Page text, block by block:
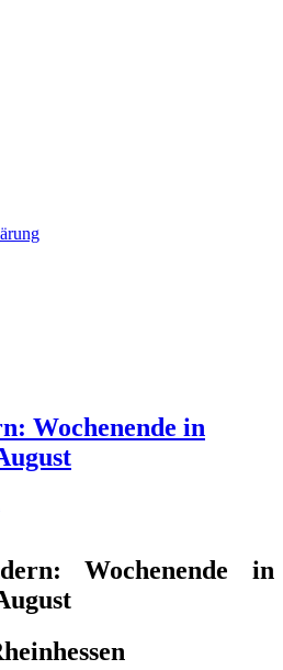
Wochenende in
Wochenende in